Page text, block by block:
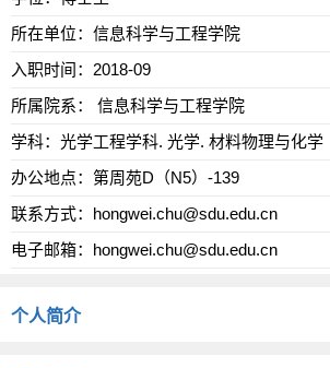
所在单位：信息科学与工程学院
入职时间：2018-09
所属院系： 信息科学与工程学院
学科：光学工程学科. 光学. 材料物理与化学
办公地点：第周苑D（N5）-139
联系方式： hongwei.chu@sdu.edu.cn
电子邮箱： hongwei.chu@sdu.edu.cn
个人简介